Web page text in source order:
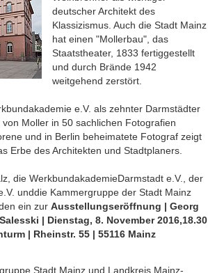
deutscher Architekt des
Klassizismus. Auch die Stadt Mainz
hat einen "Mollerbau", das
Staatstheater, 1833 fertiggestellt
und durch Brände 1942
weitgehend zerstört.
e.V. als zehnter Darmstädter
Moller in 50 sachlichen Fotografien
und in Berlin beheimatete Fotograf zeigt
Erbe des Architekten und Stadtplaners.
die WerkbundakademieDarmstadt e.V., der
unddie Kammergruppe der Stadt Mainz
ein zur Ausstellungseröffnung | Georg
| Dienstag, 8. November 2016,18.30
| Rheinstr. 55 | 55116 Mainz
Stadt Mainz und Landkreis Mainz-